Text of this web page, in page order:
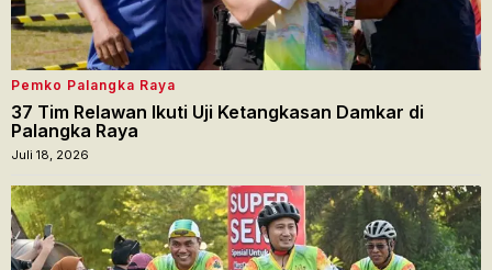
Pemko Palangka Raya
37 Tim Relawan Ikuti Uji Ketangkasan Damkar di
Palangka Raya
Juli 18, 2026